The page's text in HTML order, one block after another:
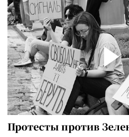
Протесты против